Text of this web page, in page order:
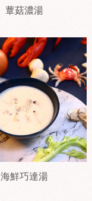
蕈菇濃湯
海鮮巧達湯